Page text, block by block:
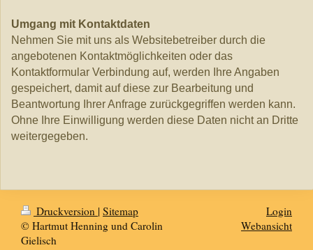
Umgang mit Kontaktdaten
Nehmen Sie mit uns als Websitebetreiber durch die
angebotenen Kontaktmöglichkeiten oder das
Kontaktformular Verbindung auf, werden Ihre Angaben
gespeichert, damit auf diese zur Bearbeitung und
Beantwortung Ihrer Anfrage zurückgegriffen werden kann.
Ohne Ihre Einwilligung werden diese Daten nicht an Dritte
weitergegeben.
Druckversion | Sitemap
© Hartmut Henning und Carolin
Gielisch
Login
Webansicht